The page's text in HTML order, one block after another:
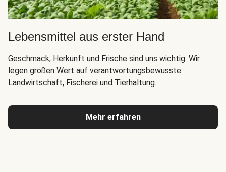
Lebensmittel aus erster Hand
Geschmack, Herkunft und Frische sind uns wichtig. Wir
legen großen Wert auf verantwortungsbewusste
Landwirtschaft, Fischerei und Tierhaltung.
Mehr erfahren